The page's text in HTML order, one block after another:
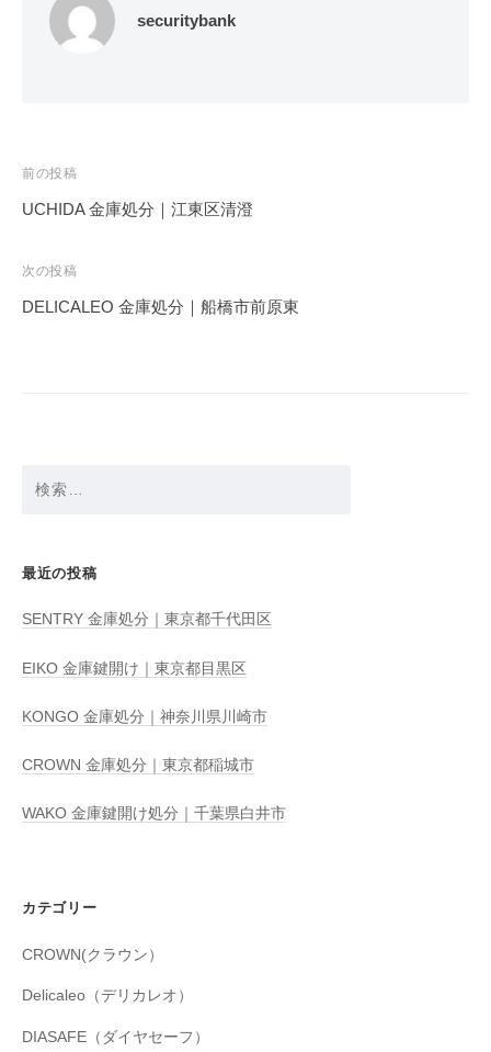
securitybank
投
稿
ビ
ゲ
前の投稿
UCHIDA 金庫処分｜江東区清澄
次の投稿
DELICALEO 金庫処分｜船橋市前原東
最近の投稿
SENTRY 金庫処分｜東京都千代田区
EIKO 金庫鍵開け｜東京都目黒区
KONGO 金庫処分｜神奈川県川崎市
CROWN 金庫処分｜東京都稲城市
WAKO 金庫鍵開け処分｜千葉県白井市
カテゴリー
CROWN(クラウン）
Delicaleo（デリカレオ）
DIASAFE（ダイヤセーフ）